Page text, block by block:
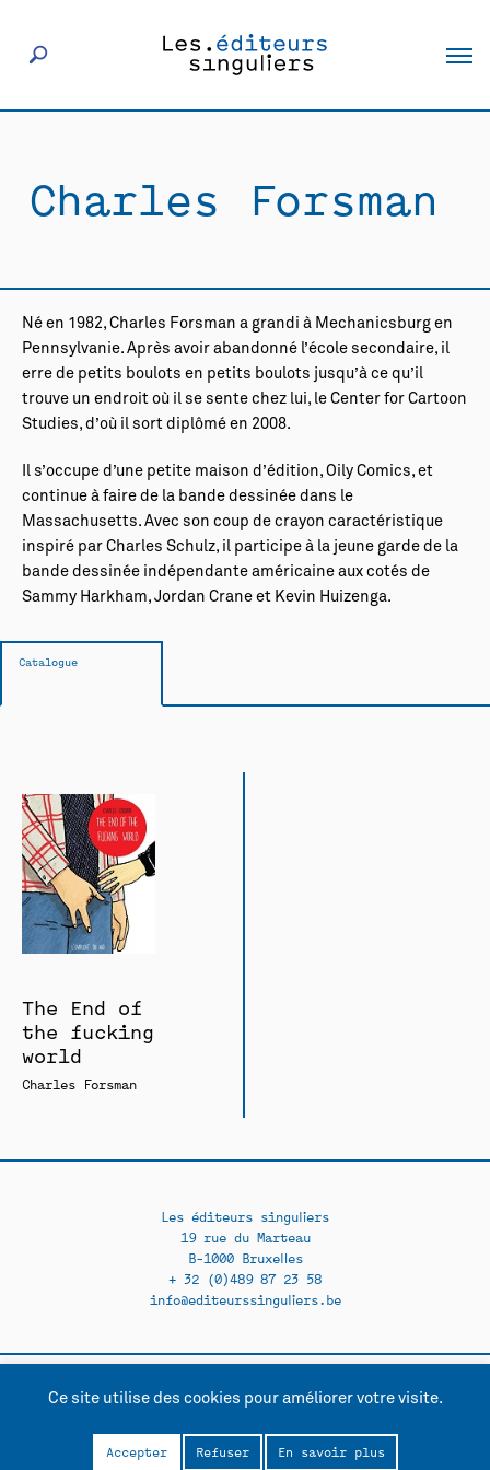
Éditeurs
Actualités
Rencontres
Charles Forsman
Né en 1982, Charles Forsman a grandi à Mechanicsburg en
Pennsylvanie. Après avoir abandonné l’école secondaire, il
erre de petits boulots en petits boulots jusqu’à ce qu’il
trouve un endroit où il se sente chez lui, le Center for Cartoon
Studies, d’où il sort diplômé en 2008.
Il s’occupe d’une petite maison d’édition, Oily Comics, et
continue à faire de la bande dessinée dans le
Massachusetts. Avec son coup de crayon caractéristique
inspiré par Charles Schulz, il participe à la jeune garde de la
bande dessinée indépendante américaine aux cotés de
Sammy Harkham, Jordan Crane et Kevin Huizenga.
Catalogue
The End of
the fucking
world
Charles Forsman
Les éditeurs singuliers
19 rue du Marteau
B-1000 Bruxelles
+ 32 (0)489 87 23 58
info@editeurssinguliers.be
Facebook →
Instagram →
Contact
Politique de confidentialité
Ce site utilise des cookies pour améliorer votre visite.
Accepter Refuser En savoir plus